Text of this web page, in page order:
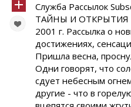
Служба Рассылок
ТАЙНЫ И ОТКРЫТИЯ
2001 г. Рассылка о
достижениях,
Пришла весна,
Одни говорят, что
сдует небесным
другие - что в